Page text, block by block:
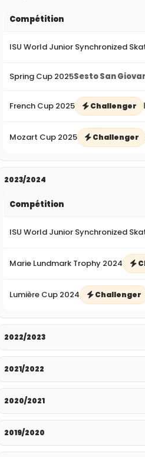
Compétition
ISU World Junior Synchronized
Spring Cup 2025Sesto San
French Cup 2025 Challenger
Mozart Cup 2025 Challenger
2023/2024
Compétition
ISU World Junior Synchronized
Marie Lundmark Trophy 2024
Lumière Cup 2024 Challenger
2022/2023
2021/2022
2020/2021
2019/2020